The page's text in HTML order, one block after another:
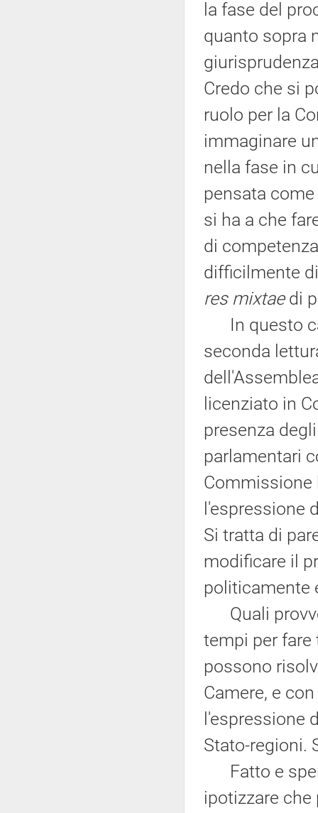
la fase del
quanto sopra
Credo che si
ruolo per la
immaginare
nella fase in
pensata
si ha a che
di
difficilmente
res mixtaedi
In questo
seconda
licenziato in
presenza
parlamentari
Commissione
l'espressione
Si tratta di
modificare il
politicamente
Quali
tempi per
possono
Camere, e
l'espressione
Stato-regioni.
Fatto e
ipotizzare